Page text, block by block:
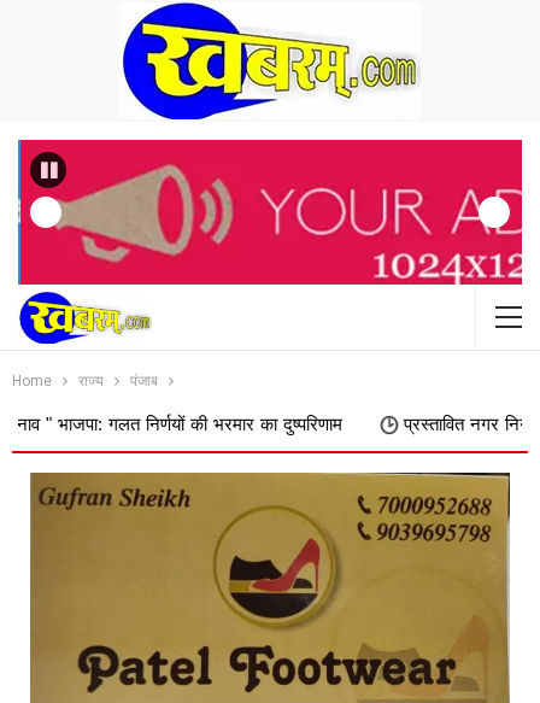
Previous
Home राज्य पंजाब
निर्णयों की भरमार का दुष्परिणाम प्रस्तावित नगर निगम में शामिल